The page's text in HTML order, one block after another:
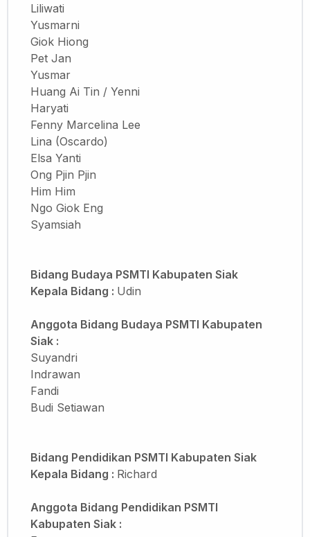
Liliwati
Yusmarni
Giok Hiong
Pet Jan
Yusmar
Huang Ai Tin / Yenni
Haryati
Fenny Marcelina Lee
Lina (Oscardo)
Elsa Yanti
Ong Pjin Pjin
Him Him
Ngo Giok Eng
Syamsiah
Bidang Budaya PSMTI Kabupaten Siak
Kepala Bidang : Udin
Anggota Bidang Budaya PSMTI Kabupaten
Siak :
Suyandri
Indrawan
Fandi
Budi Setiawan
Bidang Pendidikan PSMTI Kabupaten Siak
Kepala Bidang : Richard
Anggota Bidang Pendidikan PSMTI
Kabupaten Siak :